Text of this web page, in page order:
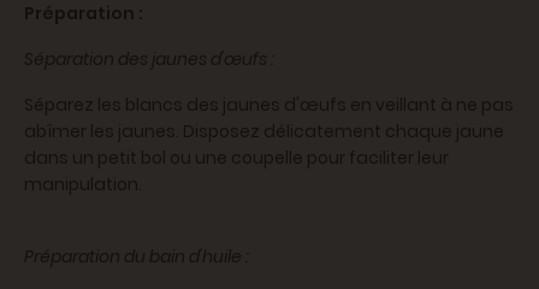
Préparation :
Séparation des jaunes d'œufs :
Séparez les blancs des jaunes d'œufs en veillant à ne pas
abîmer les jaunes. Disposez délicatement chaque jaune
dans un petit bol ou une coupelle pour faciliter leur
manipulation.
Préparation du bain d'huile :